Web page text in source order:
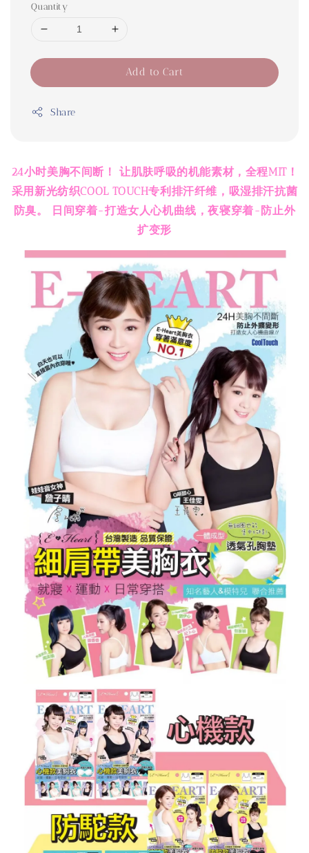
Quantity
Add to Cart
Share
24小时美胸不间断！ 让肌肤呼吸的机能素材，全程MIT！
采用新光纺织COOL TOUCH专利排汗纤维，吸湿排汗抗菌
防臭。 日间穿着-打造女人心机曲线，夜寝穿着-防止外
扩变形